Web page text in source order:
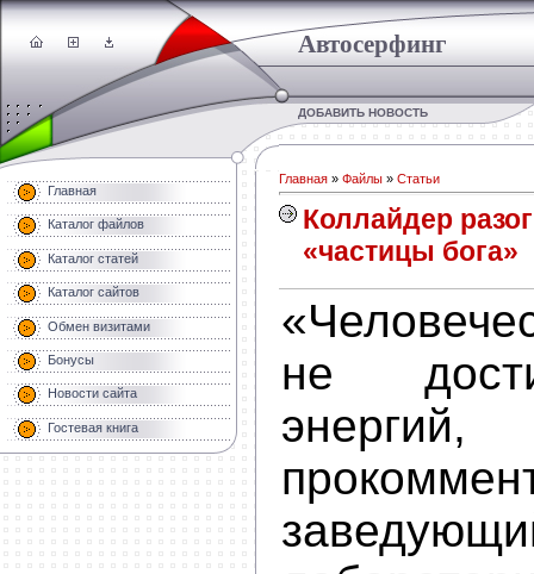
Автосерфинг
ДОБАВИТЬ НОВОСТЬ
Главная
Каталог файлов
Каталог статей
Каталог сайтов
Обмен визитами
Бонусы
Новости сайта
Гостевая книга
Главная » Файлы » Статьи
Коллайдер
«частицы бога»
не